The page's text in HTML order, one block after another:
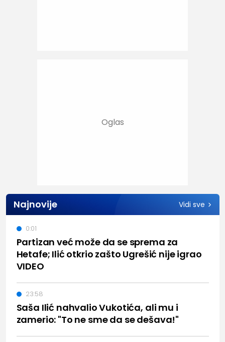
Najnovije Vidi sve
Partizan već može da se sprema za
Hetafe; Ilić otkrio zašto Ugrešić nije igrao
VIDEO
0:01
Saša Ilić nahvalio Vukotića, ali mu i
zamerio: "To ne sme da se dešava!"
23:58